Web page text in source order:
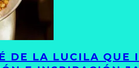
DE LA LUCILA QUE